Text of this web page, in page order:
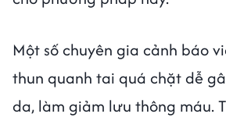
Một số chuyên gia cảnh báo
thun quanh tai quá chặt dễ
da, làm giảm lưu thông máu.